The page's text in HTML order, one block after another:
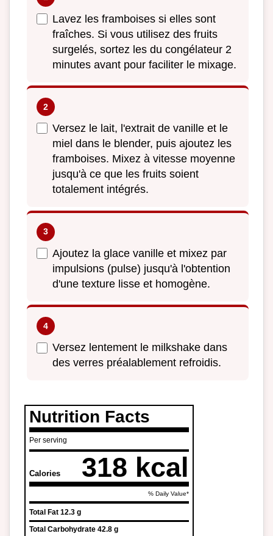
Lavez les framboises si elles sont
fraîches. Si vous utilisez des fruits
surgelés, sortez les du congélateur 2
minutes avant pour faciliter le mixage.
Versez le lait, l'extrait de vanille et le
miel dans le blender, puis ajoutez les
framboises. Mixez à vitesse moyenne
jusqu'à ce que les fruits soient
totalement intégrés.
Ajoutez la glace vanille et mixez par
impulsions (pulse) jusqu'à l'obtention
d'une texture lisse et homogène.
Versez lentement le milkshake dans
des verres préalablement refroidis.
Nutrition Facts
Per serving
Calories 318 kcal
% Daily Value*
Total Fat 12.3 g
Total Carbohydrate 42.8 g